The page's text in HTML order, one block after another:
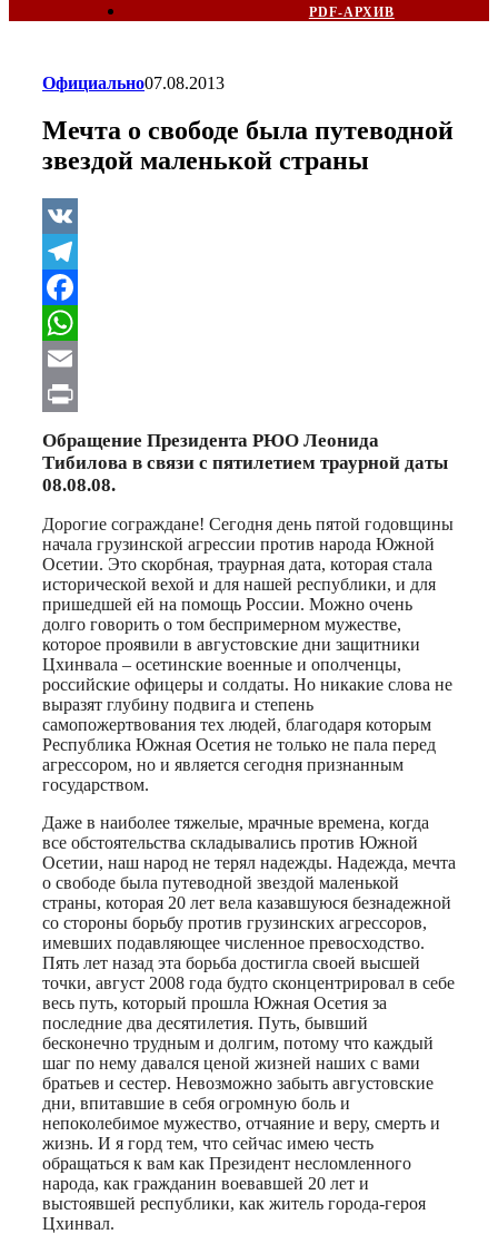
PDF-АРХИВ
Официально07.08.2013
Мечта о свободе была путеводной
звездой маленькой страны
VK
Telegram
Facebook
WhatsApp
Email
Print
Обращение Президента РЮО Леонида
Тибилова в связи с пятилетием траурной даты
08.08.08.
Дорогие сограждане! Сегодня день пятой годовщины
начала грузинской агрессии против народа Южной
Осетии. Это скорбная, траурная дата, которая стала
исторической вехой и для нашей республики, и для
пришедшей ей на помощь России. Можно очень
долго говорить о том беспримерном мужестве,
которое проявили в августовские дни защитники
Цхинвала – осетинские военные и ополченцы,
российские офицеры и солдаты. Но никакие слова не
выразят глубину подвига и степень
самопожертвования тех людей, благодаря которым
Республика Южная Осетия не только не пала перед
агрессором, но и является сегодня признанным
государством.
Даже в наиболее тяжелые, мрачные времена, когда
все обстоятельства складывались против Южной
Осетии, наш народ не терял надежды. Надежда, мечта
о свободе была путеводной звездой маленькой
страны, которая 20 лет вела казавшуюся безнадежной
со стороны борьбу против грузинских агрессоров,
имевших подавляющее численное превосходство.
Пять лет назад эта борьба достигла своей высшей
точки, август 2008 года будто сконцентрировал в себе
весь путь, который прошла Южная Осетия за
последние два десятилетия. Путь, бывший
бесконечно трудным и долгим, потому что каждый
шаг по нему давался ценой жизней наших с вами
братьев и сестер. Невозможно забыть августовские
дни, впитавшие в себя огромную боль и
непоколебимое мужество, отчаяние и веру, смерть и
жизнь. И я горд тем, что сейчас имею честь
обращаться к вам как Президент несломленного
народа, как гражданин воевавшей 20 лет и
выстоявшей республики, как житель города-героя
Цхинвал.